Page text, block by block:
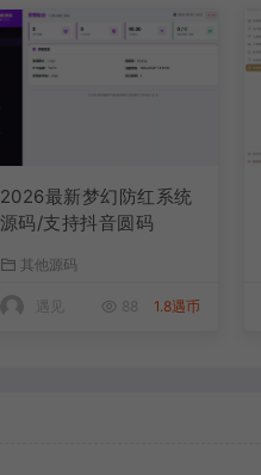
2026最新梦幻防红系统
源码/支持抖音圆码
其他源码
遇见 88 1.8遇币